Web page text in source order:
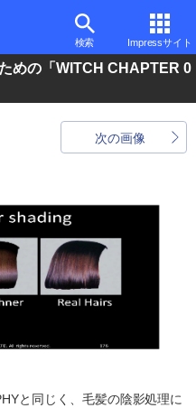
検索 Impressサイト
めの「WITCH CHAPTER 0
次の画像
と同じく、毛髪の陰影処理に